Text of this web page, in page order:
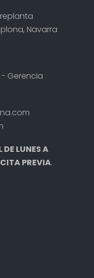
Navarra
- Gerencia
LUNES A
PREVIA.